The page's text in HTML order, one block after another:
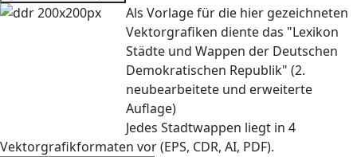
Als Vorlage für die hier gezeichneten
Vektorgrafiken diente das "Lexikon
Städte und Wappen der Deutschen
Demokratischen Republik" (2.
neubearbeitete und erweiterte
Auflage)
Jedes Stadtwappen liegt in 4
Vektorgrafikformaten vor (EPS, CDR, AI, PDF).